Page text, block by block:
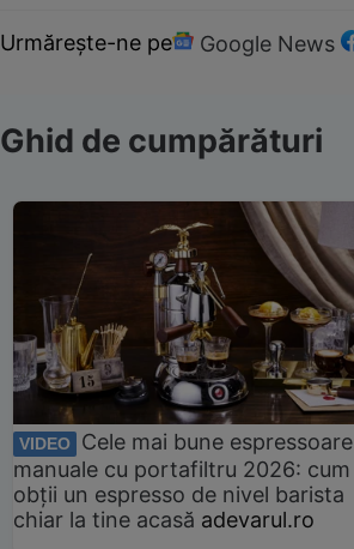
Urmărește-ne pe Google News
Ghid de cumpărături
VIDEO
Cele mai bune espressoare
manuale cu portafiltru 2026: cum
obții un espresso de nivel barista
chiar la tine acasă adevarul.ro